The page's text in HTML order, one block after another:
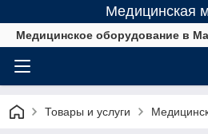
Медицинская
Медицинское оборудование в
Товары и услуги